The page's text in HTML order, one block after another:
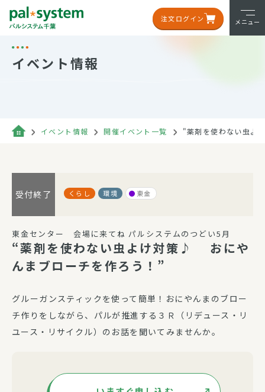
注文ログイン メニュー
イベント情報
イベント情報 開催イベント一覧 "薬剤を使わない虫
受付終了 くらし 環境 東金
東金センター 会場に来てね パルシステムのつどい5月
“薬剤を使わない虫よけ対策♪ おにや
んまブローチを作ろう！”
グルーガンスティックを使って簡単！おにやんまのブロー
チ作りをしながら、パルが推進する３Ｒ（リデュース・リ
ユース・リサイクル）のお話を聞いてみませんか。